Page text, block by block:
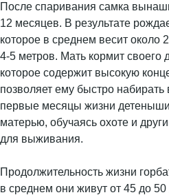
После спаривания самка
12 месяцев. В результате
которое в среднем весит около
4-5 метров. Мать кормит
которое содержит высокую
позволяет ему быстро набирать
первые месяцы жизни
матерью, обучаясь охоте и
для выживания.
Продолжительность жизни
в среднем они живут от 45 до